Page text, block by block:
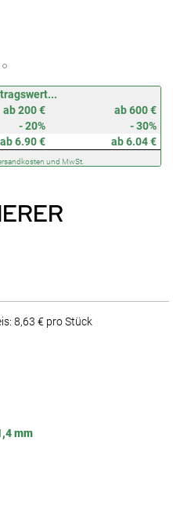
ab 200 €
ab 600 €
- 20%
- 30%
ab 6.90 € ab 6.04 €
und MwSt.
8,63 € pro Stück
mm